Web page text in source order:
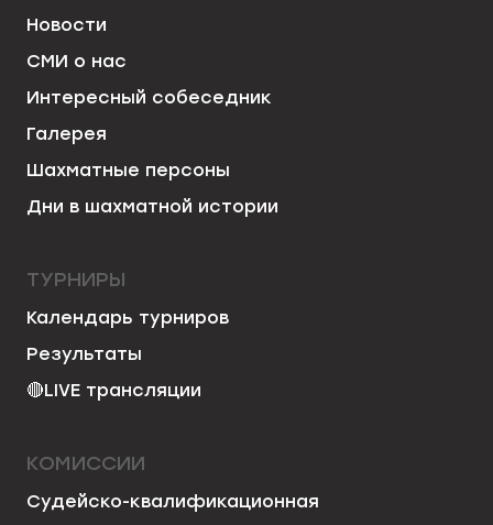
Новости
СМИ о нас
Интересный собеседник
Галерея
Шахматные персоны
Дни в шахматной истории
ТУРНИРЫ
Календарь турниров
Результаты
🔴LIVE трансляции
КОМИССИИ
Судейско-квалификационная